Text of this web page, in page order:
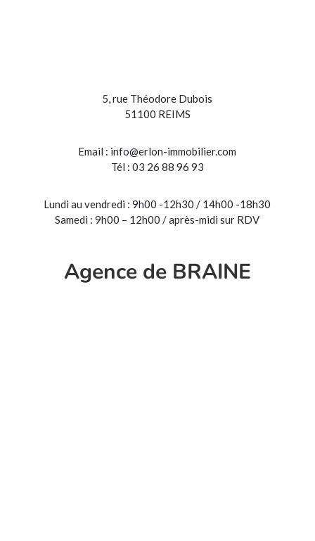
5, rue Théodore Dubois
51100 REIMS
Email : info@erlon-immobilier.com
Tél : 03 26 88 96 93
Lundi au vendredi : 9h00 -12h30 / 14h00 -18h30
Samedi : 9h00 – 12h00 / après-midi sur RDV
Agence de BRAINE